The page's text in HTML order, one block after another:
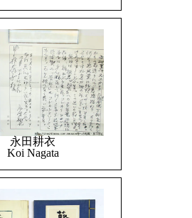
永田耕衣
Koi Nagata